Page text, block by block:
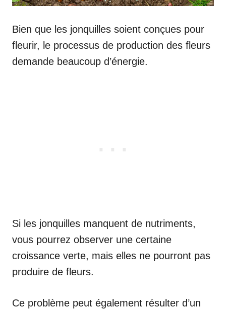
Bien que les jonquilles soient conçues pour
fleurir, le processus de production des fleurs
demande beaucoup d’énergie.
Si les jonquilles manquent de nutriments,
vous pourrez observer une certaine
croissance verte, mais elles ne pourront pas
produire de fleurs.
Ce problème peut également résulter d’un